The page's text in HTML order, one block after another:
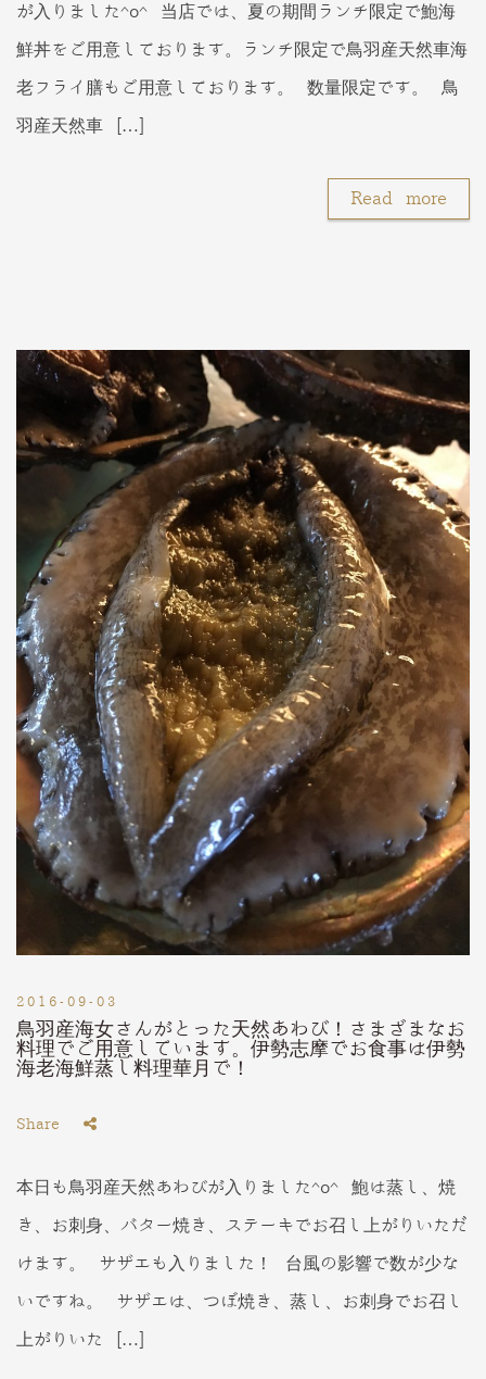
が入りました^o^ 当店では、夏の期間ランチ限定で鮑海
鮮丼をご用意しております。ランチ限定で鳥羽産天然車海
老フライ膳もご用意しております。 数量限定です。 鳥
羽産天然車 […]
Read more
2016-09-03
鳥羽産海女さんがとった天然あわび！さまざまなお
料理でご用意しています。伊勢志摩でお食事は伊勢
海老海鮮蒸し料理華月で！
Share
本日も鳥羽産天然あわびが入りました^o^ 鮑は蒸し、焼
き、お刺身、バター焼き、ステーキでお召し上がりいただ
けます。 サザエも入りました！ 台風の影響で数が少な
いですね。 サザエは、つぼ焼き、蒸し、お刺身でお召し
上がりいた […]